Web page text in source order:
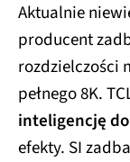
Aktualnie
producent
rozdzielczości
pełnego 8K.
inteligencję do
efekty. SI